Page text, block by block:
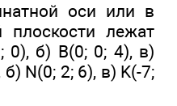
оси или в
плоскости лежат
0), б) В(0; 0; 4), в)
N(0; 2; 6), в) K(-7;